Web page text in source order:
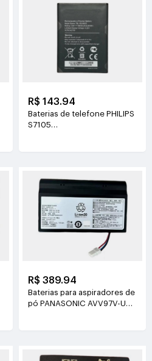
R$ 143.94
Baterias de telefone PHILIPS
S7105
R$ 389.94
Baterias para aspiradores de
pó PANASONIC AVV97V-U3